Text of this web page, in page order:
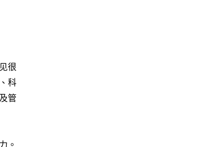
很
科
管
。